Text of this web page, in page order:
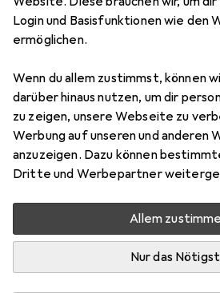
Login und Basisfunktionen wie den
ermöglichen.
Wenn du allem zustimmst, können
darüber hinaus nutzen, um dir
zu zeigen, unsere Webseite zu
Werbung auf unseren und anderen
anzuzeigen. Dazu können
Dritte und Werbepartner
Allem
Nur das
AcerB226WLymdpr
TFT dual DisplayPort
100M:1 5ms 250cd/m²
P...
1680 x 1050 Pixel, 22"
Preis in EUR inkl. MwSt.
EUR
321,69
Bewertungen